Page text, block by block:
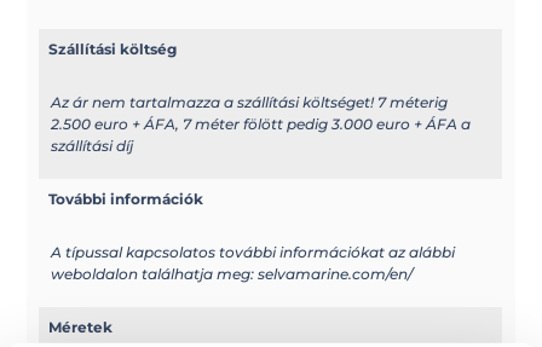
Méretek
Szállítási költség
Az ár nem tartalmazza a szállítási költséget! 7 méterig
2.500 euro + ÁFA, 7 méter fölött pedig 3.000 euro + ÁFA a
szállítási díj
További információk
A típussal kapcsolatos további információkat az alábbi
weboldalon találhatja meg: selvamarine.com/en/